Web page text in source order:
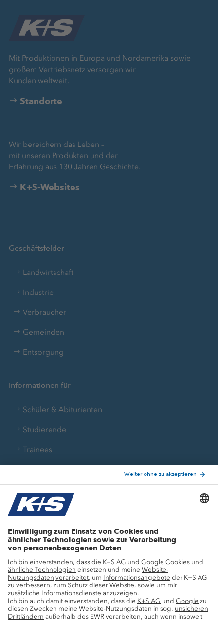
Mit Produktionen in Europa und Nordamerika sowie
großem Vertriebsnetz versorgen wir
Kunden weltweit.
Standorte
Wir bereichern das Leben –
mit unseren Produkten und der
Erfahrung aus 130 Jahren Geschichte.
K+S-Websites
Geschäftsfelder
Landwirtschaft
Industrie
Verbraucher
Gemeinden
Entsorgung
Informationen für
Schüler & Abiturienten
Studierende
Trainees
Aktuelle Themen
Stellenangebote
Wachstumsprojekte
Innovation
Nachhaltigkeit
Service